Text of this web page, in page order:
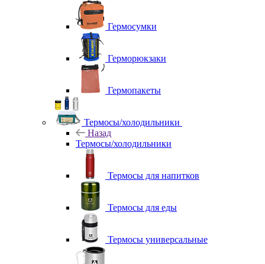
Гермосумки
Герморюкзаки
Гермопакеты
Термосы/холодильники
Назад
Термосы/холодильники
Термосы для напитков
Термосы для еды
Термосы универсальные